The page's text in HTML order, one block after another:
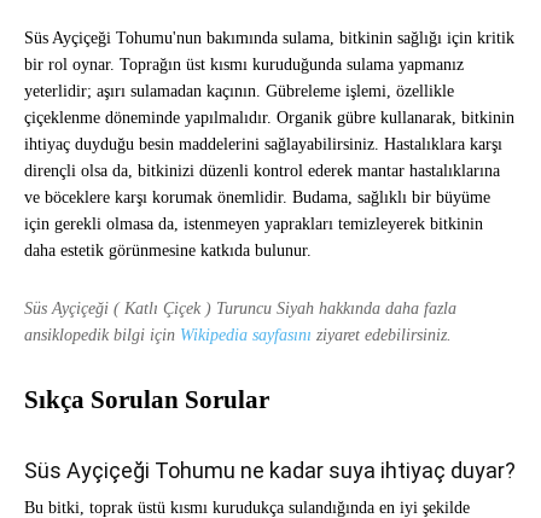
Süs Ayçiçeği Tohumu'nun bakımında sulama, bitkinin sağlığı için kritik
bir rol oynar. Toprağın üst kısmı kuruduğunda sulama yapmanız
yeterlidir; aşırı sulamadan kaçının. Gübreleme işlemi, özellikle
çiçeklenme döneminde yapılmalıdır. Organik gübre kullanarak, bitkinin
ihtiyaç duyduğu besin maddelerini sağlayabilirsiniz. Hastalıklara karşı
dirençli olsa da, bitkinizi düzenli kontrol ederek mantar hastalıklarına
ve böceklere karşı korumak önemlidir. Budama, sağlıklı bir büyüme
için gerekli olmasa da, istenmeyen yaprakları temizleyerek bitkinin
daha estetik görünmesine katkıda bulunur.
Süs Ayçiçeği ( Katlı Çiçek ) Turuncu Siyah hakkında daha fazla
ansiklopedik bilgi için Wikipedia sayfasını ziyaret edebilirsiniz.
Sıkça Sorulan Sorular
Süs Ayçiçeği Tohumu ne kadar suya ihtiyaç duyar?
Bu bitki, toprak üstü kısmı kurudukça sulandığında en iyi şekilde